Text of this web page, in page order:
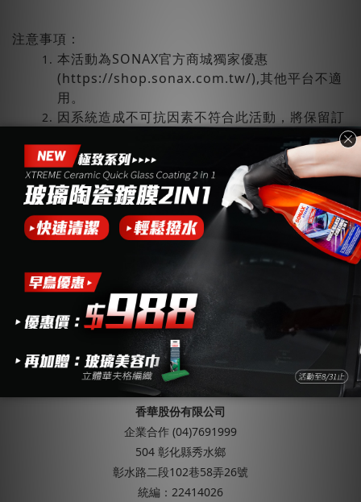
注意事項：
本活動為SONAX官方商城獨家優惠
(https://shop.sonax.com.tw/),其他平台不適
用。
因系統造成不可抗因素不符合此活動，將保留訂
特殊活動商品已為特殊優惠價，故無法參與本賣
場其他優惠活動。 ( 如 : 滿額贈、使用購物金、
會員點數折抵...等 )
本活動如發生系統異常/BUG等狀況，導致訂單
或金額異常，將以公告之正確方式重新計算並成
立訂單，如需取消訂購，請通知客服處理。
本活動SONAX台灣官方商城保有活動最終解釋
權。
FOLLOW US ON
香華股份有限公司
企業合作 (04)7691999
504 彰化縣秀水鄉
彰水路二段102巷58弄26號
統編：22414026